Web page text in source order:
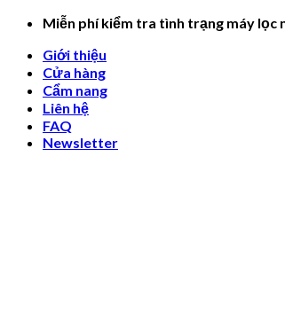
Skip
content
Miễn phí kiểm tra tình trạng máy lọc
Giới thiệu
Cửa hàng
Cẩm nang
Liên hệ
FAQ
Newsletter